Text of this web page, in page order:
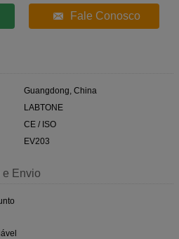
Fale Conosco
Guangdong, China
LABTONE
CE / ISO
EV203
e Envio